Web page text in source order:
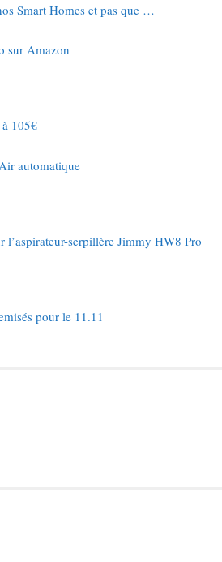
Smart Homes et pas que …
sur Amazon
105€
automatique
l’aspirateur-serpillère Jimmy HW8 Pro
pour le 11.11